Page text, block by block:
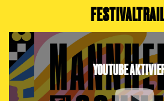
YOUTUBE